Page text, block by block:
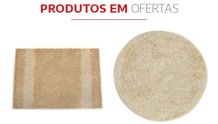
PRODUTOS EM OFERTAS